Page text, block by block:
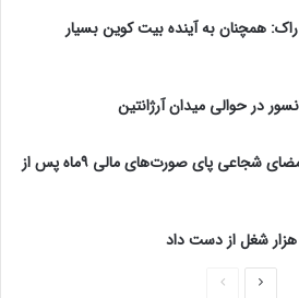
همچنان به آینده بیت کوین بسیار
اتفاق عجیب در استقلال؛ امضای شجاعی پای صورت‌های مالی ۹ماه پس از